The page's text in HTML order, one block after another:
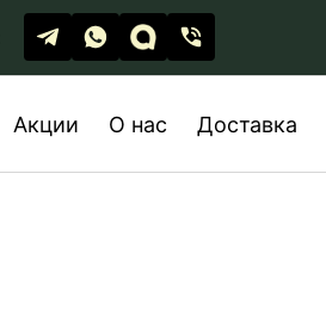
Акции О нас Доставка